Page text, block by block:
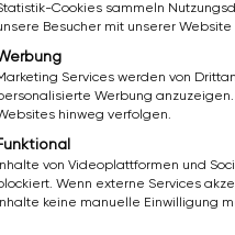
Unterstützung
Werkzeug
Cookies sammeln
Besucher mit unserer
Services werden von
Werbung
hinweg verfolgen.
Inhalte von Videoplattformen und
Wenn externe Services
Inhalte keine manuelle Einwilligung